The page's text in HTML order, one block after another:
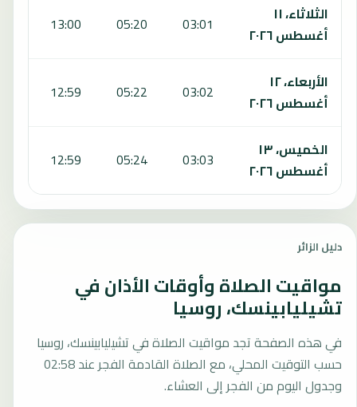
الثلاثاء، ١١
أغسطس ٢٠٢٦
03:01
05:20
13:00
الأربعاء، ١٢
أغسطس ٢٠٢٦
03:02
05:22
12:59
الخميس، ١٣
أغسطس ٢٠٢٦
03:03
05:24
12:59
دليل الزائر
مواقيت الصلاة وأوقات الأذان في
تشيليابينسك، روسيا
في هذه الصفحة تجد مواقيت الصلاة في تشيليابينسك، روسيا
حسب التوقيت المحلي، مع الصلاة القادمة الفجر عند 02:58
وجدول اليوم من الفجر إلى العشاء.